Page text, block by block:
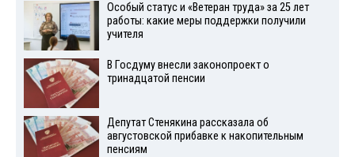
Особый статус и «Ветеран труда» за 25 лет
работы: какие меры поддержки получили
учителя
В Госдуму внесли законопроект о
тринадцатой пенсии
Депутат Стенякина рассказала об
августовской прибавке к накопительным
пенсиям